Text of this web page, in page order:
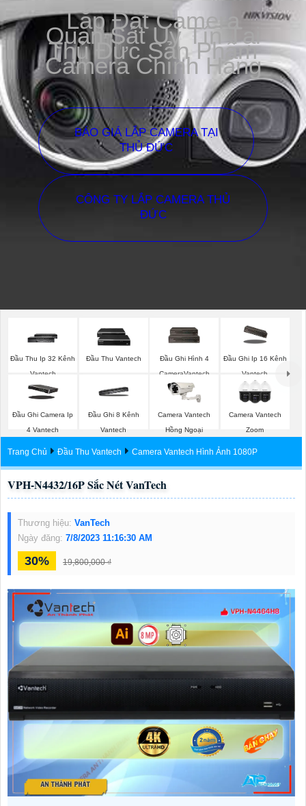
Lắp Đặt Camera
Quan Sát Uy Tín Tại
Thủ Đức Sản Phẩm
Camera Chính Hãng
BÁO GIÁ LẮP CAMERA TẠI
THỦ ĐỨC
CÔNG TY LẮP CAMERA THỦ
ĐỨC
Đầu Thu Ip 32 Kênh
Vantech
Đầu Thu Vantech
Đầu Ghi Hình 4
CameraVantech
Đầu Ghi Ip 16 Kênh
Vantech
Đầu Ghi Camera Ip
4 Vantech
Đầu Ghi 8 Kênh
Vantech
Camera Vantech
Hồng Ngoại
Camera Vantech
Zoom
Trang Chủ Đầu Thu Vantech Camera Vantech Hình Ảnh 1080P
VPH-N4432/16P Sắc Nét VanTech
Thương hiệu: VanTech
Ngày đăng: 7/8/2023 11:16:30 AM
30% 19,800,000 ₫